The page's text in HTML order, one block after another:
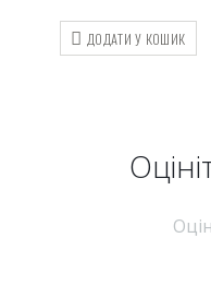
ДОДАТИ У КОШИК